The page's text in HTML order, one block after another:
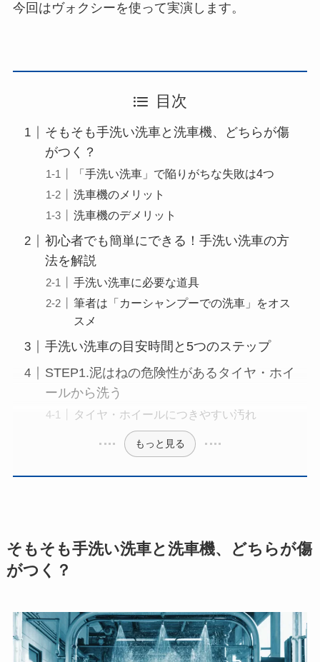
今回はヴォクシーを使って実演します。
目次
そもそも手洗い洗車と洗車機、どちらが傷
がつく？
「手洗い洗車」で陥りがちな失敗は4つ
洗車機のメリット
洗車機のデメリット
初心者でも簡単にできる！手洗い洗車の方
法を解説
手洗い洗車に必要な道具
筆者は「カーシャンプーでの洗車」をオス
スメ
手洗い洗車の目安時間と5つのステップ
STEP1.泥はねの危険性があるタイヤ・ホイ
ールから洗う
タイヤ・ホイールにつきやすい汚れ
もっと見る
そもそも手洗い洗車と洗車機、どちらが傷
がつく？